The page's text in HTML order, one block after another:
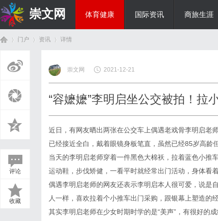
崇文网 体育健康 国际资讯 商旅生涯
门户 资讯
›
详情
评论
收藏
崇文网 2021-12-21
“容嬷嬷”李明启坐公交被拍！拉
近日，有网友晒出两张在公交车上偶遇老戏骨李明启老
已经接近全白，戴着眼镜身板笔直，虽然已经85岁高龄
当天的李明启老师穿着一件黑色大棉袄，拉着蓝色小推
运动鞋，步伐矫健，一看平时就经常出门活动，身体看
偶遇李明启老师的网友还表示李明启本人很可爱，说是
人一样，喜欢拉着个小推车出门采购，跟银幕上塑造的
其实李明启老师在少女时期时学的是“美声”，有很好的